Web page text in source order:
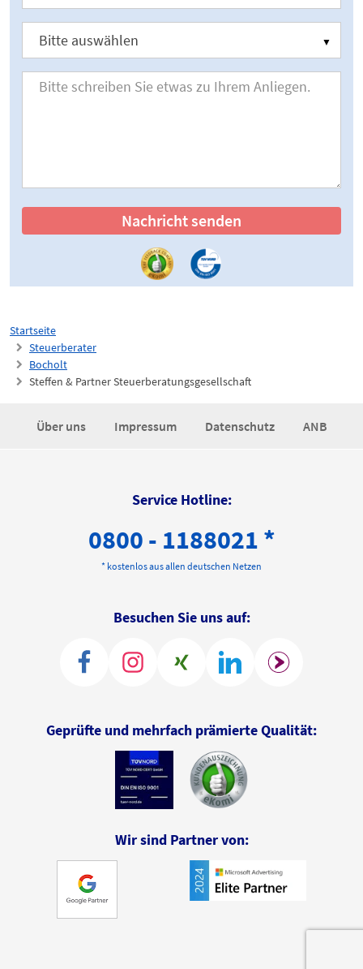
Startseite
Steuerberater
Bocholt
Steffen & Partner Steuerberatungsgesellschaft
Nachricht senden
Über uns Impressum Datenschutz ANB
Service Hotline:
0800 - 1188021 *
* kostenlos aus allen deutschen Netzen
Besuchen Sie uns auf:
Geprüfte und mehrfach prämierte Qualität:
Wir sind Partner von: